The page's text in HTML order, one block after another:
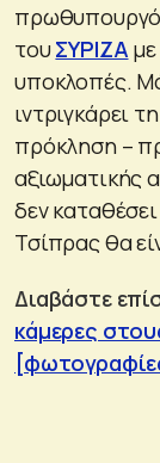
τουΣΥΡΙΖΑ
υποκλοπές.
ιντριγκάρει
πρόκληση –
αξιωματικής
δεν
Τσίπρας θα
Διαβάστε
κάμερες